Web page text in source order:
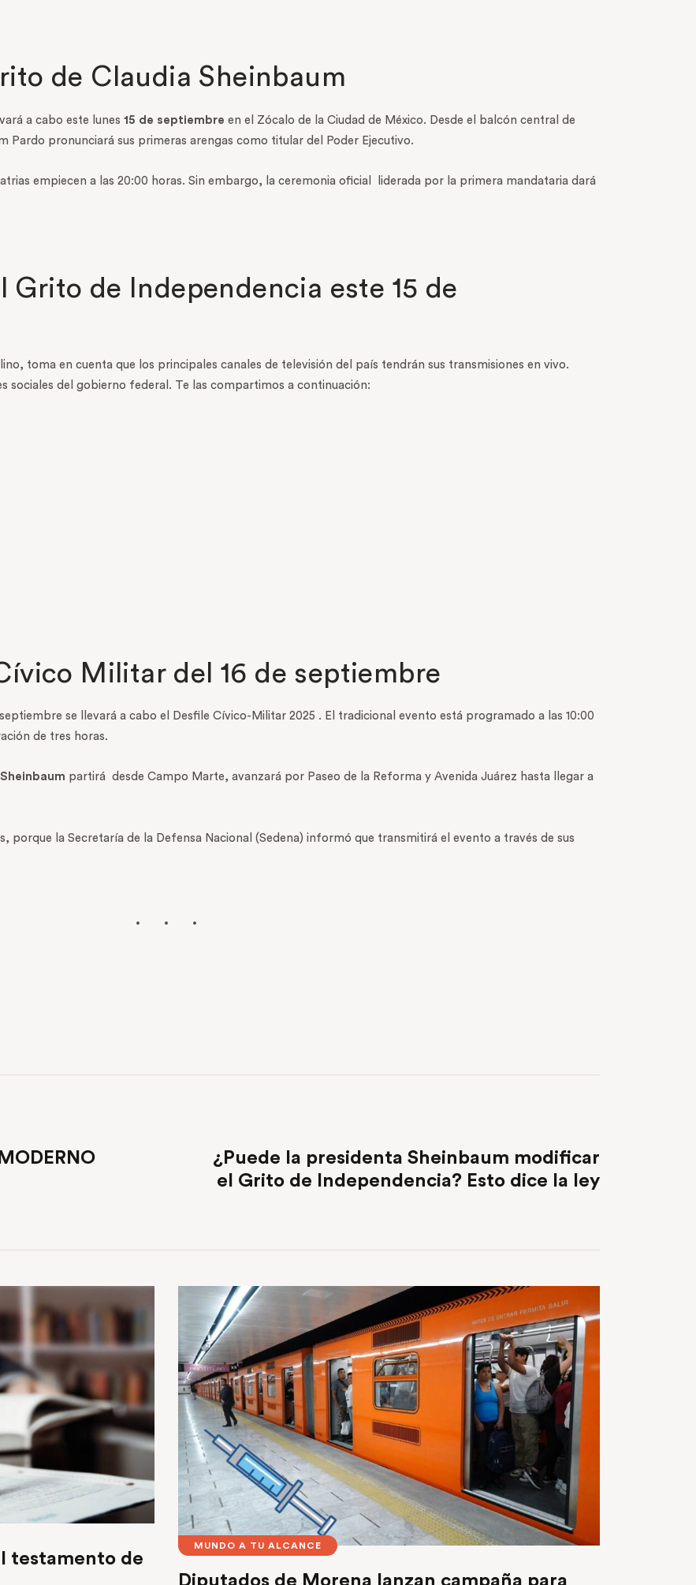
de Claudia Sheinbaum
a cabo este lunes 15 de septiembre en el Zócalo de la Ciudad de México. Desde el balcón central de
Pardo pronunciará sus primeras arengas como titular del Poder Ejecutivo.
empiecen a las 20:00 horas. Sin embargo, la ceremonia oficial liderada por la primera mandataria dará
Grito de Independencia este 15 de
toma en cuenta que los principales canales de televisión del país tendrán sus transmisiones en vivo.
sociales del gobierno federal. Te las compartimos a continuación:
Militar del 16 de septiembre
se llevará a cabo el Desfile Cívico-Militar 2025 . El tradicional evento está programado a las 10:00
de tres horas.
partirá desde Campo Marte, avanzará por Paseo de la Reforma y Avenida Juárez hasta llegar a
porque la Secretaría de la Defensa Nacional (Sedena) informó que transmitirá el evento a través de sus
¿Puede la presidenta Sheinbaum modificar
el Grito de Independencia? Esto dice la ley
testamento de
MUNDO A TU ALCANCE
Diputados de Morena lanzan campaña para